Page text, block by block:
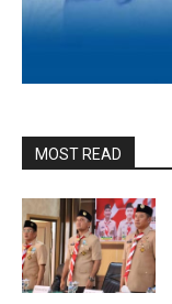
MOST READ